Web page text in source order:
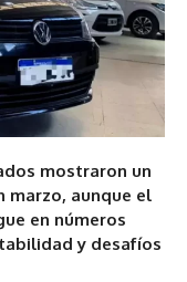
mostraron un
marzo, aunque el
en números
y desafíos